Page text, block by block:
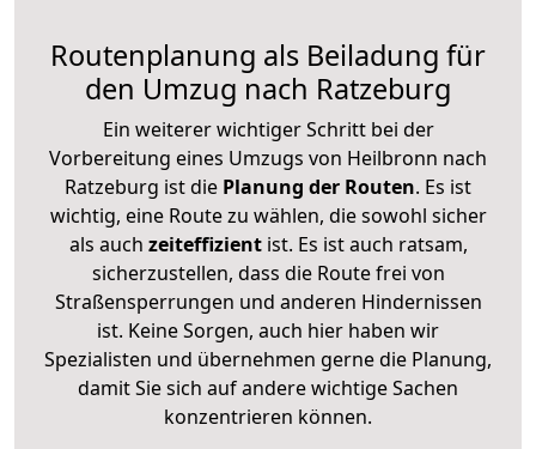
Routenplanung als Beiladung für
den Umzug nach Ratzeburg
Ein weiterer wichtiger Schritt bei der
Vorbereitung eines Umzugs von Heilbronn nach
Ratzeburg ist die Planung der Routen. Es ist
wichtig, eine Route zu wählen, die sowohl sicher
als auch zeiteffizientist. Es ist auch ratsam,
sicherzustellen, dass die Route frei von
Straßensperrungen und anderen Hindernissen
ist. Keine Sorgen, auch hier haben wir
Spezialisten und übernehmen gerne die Planung,
damit Sie sich auf andere wichtige Sachen
konzentrieren können.